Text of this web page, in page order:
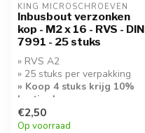
KING MICROSCHROEVEN
Inbusbout verzonken
kop - M2 x 16 - RVS - DIN
7991 - 25 stuks
» RVS A2
» 25 stuks per verpakking
» Koop 4 stuks krijg 10%
korting!
€2,50
Op voorraad